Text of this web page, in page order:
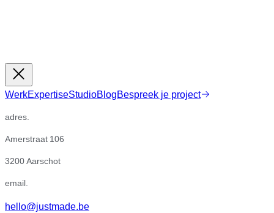
WerkExpertiseStudioBlogBespreek je project
adres.
Amerstraat 106
3200 Aarschot
email.
hello@justmade.be